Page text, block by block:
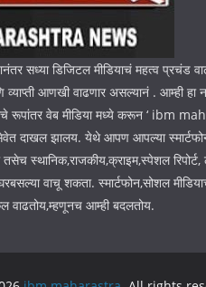
सध्या डिजिटल मीडियाचं महत्व प्रचंड
व्याप्ती आणखी वाढणार असल्यानं . आम्ही
रूपांतर वेब मीडिया मध्ये करून ‘ ibm
दाखल झालय. येथे आपण आपल्या
तसेच स्थानिक,राजकीय,क्राइम,स्पेशल
वाचू शकता. स्मार्टफोन,सोशल
वाढतोय,म्हणूनच आम्ही बदलतोय.